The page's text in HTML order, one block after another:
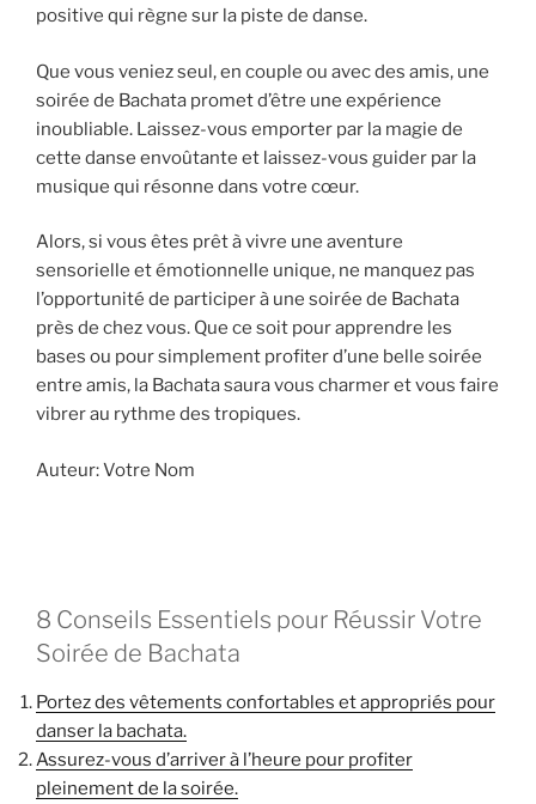
positive qui règne sur la piste de danse.
Que vous veniez seul, en couple ou avec des amis, une
soirée de Bachata promet d’être une expérience
inoubliable. Laissez-vous emporter par la magie de
cette danse envoûtante et laissez-vous guider par la
musique qui résonne dans votre cœur.
Alors, si vous êtes prêt à vivre une aventure
sensorielle et émotionnelle unique, ne manquez pas
l’opportunité de participer à une soirée de Bachata
près de chez vous. Que ce soit pour apprendre les
bases ou pour simplement profiter d’une belle soirée
entre amis, la Bachata saura vous charmer et vous faire
vibrer au rythme des tropiques.
Auteur: Votre Nom
8 Conseils Essentiels pour Réussir Votre
Soirée de Bachata
Portez des vêtements confortables et appropriés pour
danser la bachata.
Assurez-vous d’arriver à l’heure pour profiter
pleinement de la soirée.